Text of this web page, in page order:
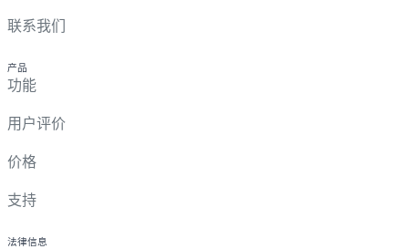
联系我们
产品
功能
用户评价
价格
支持
法律信息